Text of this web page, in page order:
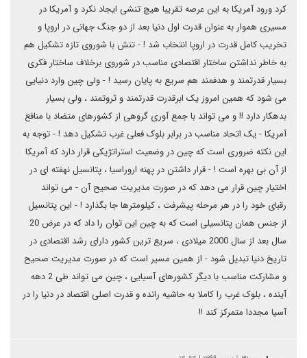
کرد ورود آمریکا به این عرصه تقریبا هیچ تنشی ایجاد نکرد و آمریکا در
مسیری هموار به عنوان قدرت اول دنیا بعد از دو جنگ جهانی در اروپا و
تخریب کامل قدرت در اروپا انتخاب شد ! - تنش با شوروی تازه تشکیل هم
به خاطر نداشتن ساختار اقتصادی مناسب در شوروی برخلاف ساختار فکری
بسیار قدرتمند و هدفمند هم سریع به پایان رسید ! - ولی چین وارد دنیایی
می شود که همین امروز یک ابرقدرت قدرتمند و ثروتمند ، ولی بسیار
بدهکار دارد !! و می تواند با جمع آوری گروهی از کشورهای متضاد با منافع
آمریکا - یک اتحاد مناسب در برابر بلوک فعلی غرب تشکیل دهد ! - توجه به
این نکته ضروری است که چین در وضعیت استراتژیکی قرار دارد که آمریکا
از آن بی بهره است ! - قرار داشتن در پهنه اروراسیا ، پتانسیل نهفته ای در
اختیار چین قرار می دهد که در صورت مدیریت صحیح آن - می تواند
رقبای خود را در هر مرحله پیشرفت ، کیلومترها جا بگذارد ! - این پتانسیل
از جنس همان پتانسیلی است که به چین این توان را داد که در عرض 20
سال بعد از سال 2000 میلادی ، سریع ترین کشور دارای رشد اقتصادی در
تاریخ دنیا تبدیل شود - از همین مسیر است که در صورت مدیریت صحیح
و مشارکت مناسب با دیگر کشورهای آسیایی ، چین می تواند طی 2 دهه
آینده ، بلوک غرب را کاملا به حاشیه رانده و قدرت اصلی اقتصاد در دنیا را در
آسیا مجددا متمرکز کند !!